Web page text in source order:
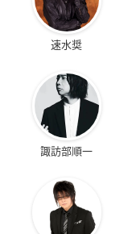
速水奨
諏訪部順一